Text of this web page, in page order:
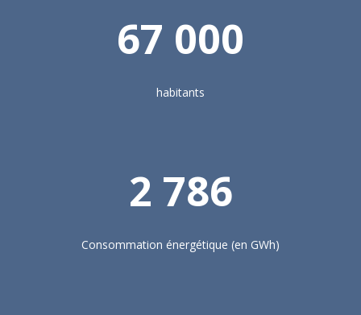
67 000
habitants
2 786
Consommation énergétique (en GWh)